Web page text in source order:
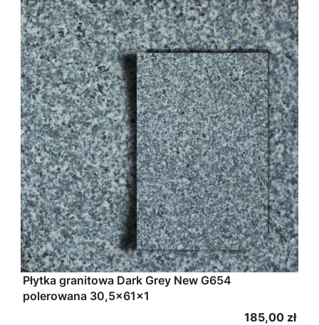
Płytka granitowa Dark Grey New G654
polerowana 30,5x61x1
Cena
185,00 zł